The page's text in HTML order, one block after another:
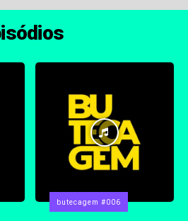
butecagem #006